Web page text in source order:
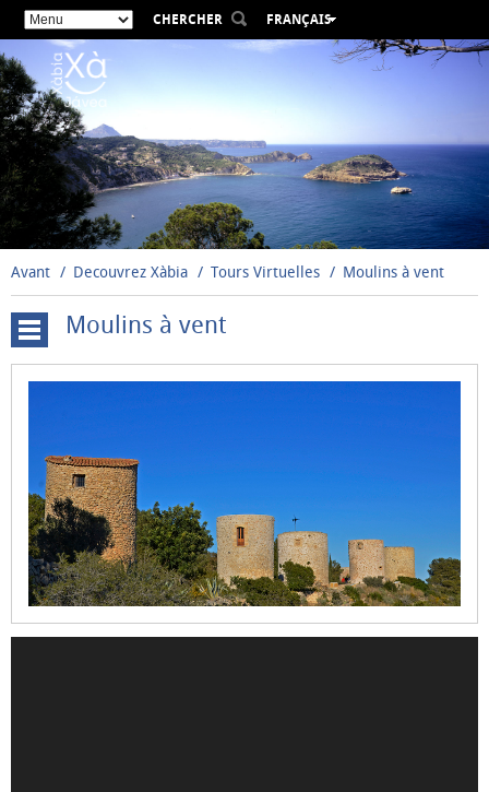
CHERCHER
FRANÇAIS
ESPAÑOL
DEUTSCH
РУССКИЙ
Avant Decouvrez Xàbia Tours Virtuelles Moulins à vent
Cova
Moulins
vent
Santuario
de
la
Mare
de
Moulins à vent